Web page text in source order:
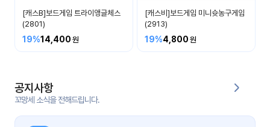
들의
이야
후기
게시
그
[캐스B]보드게임 트라이앵글체스
(2801)
19%14,400
[캐스비]보드게임 미니슛농구게임
(2913)
19%4,800
공지사항
꼬망세 소식을 전해드립니다.